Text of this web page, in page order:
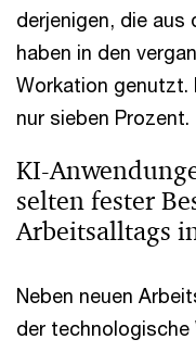
derjenigen, die aus
haben in den
Workation genutzt.
nur sieben Prozent.
KI-
selten fester
Arbeitsalltags
Neben neuen
der technologische